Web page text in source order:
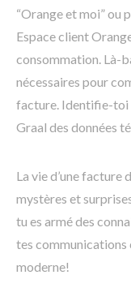
“Orange et moi” ou
Espace client
consommation. Là-
nécessaires pour
facture. Identifie-toi
Graal des données
La vie d’une facture
mystères et
tu es armé des
tes communications
moderne!